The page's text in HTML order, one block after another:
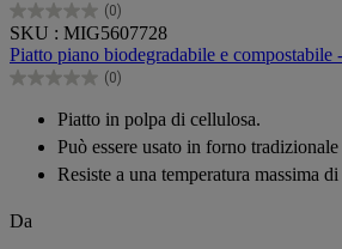
(0)
0.0
su
5
stelle.
SKU : MIG5607728
Piatto piano biodegradabile e compostabile
(0)
0.0
stelle.
Piatto in polpa di cellulosa.
Può essere usato in forno
Resiste a una temperatura massima
Da